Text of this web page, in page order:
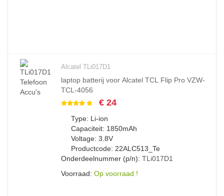
Alcatel TLi017D1
laptop batterij voor Alcatel TCL Flip Pro VZW-
TCL-4056
€ 24
Type: Li-ion
Capaciteit: 1850mAh
Voltage: 3.8V
Productcode: 22ALC513_Te
Onderdeelnummer (p/n): TLi017D1
Voorraad: Op voorraad !